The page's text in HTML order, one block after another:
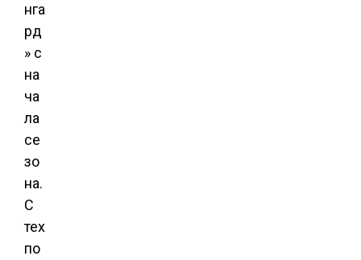
нга
рд
» с
на
ча
ла
се
зо
на.
С
тех
по